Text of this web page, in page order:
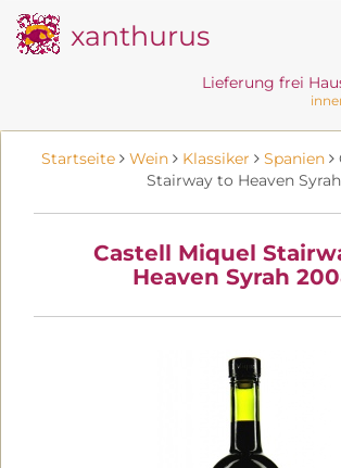
xanthurus
Lieferung frei
Startseite Wein Klassiker Spanien
Stairway to Heaven Syrah
Castell Miquel
Heaven Syrah